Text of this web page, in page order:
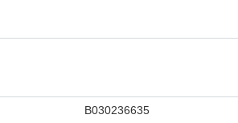
B030236635